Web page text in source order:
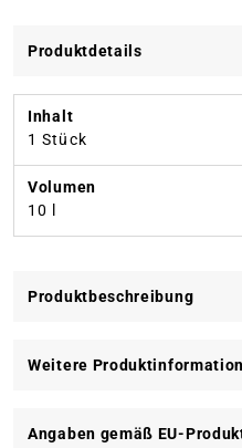
Produktdetails
Inhalt
1 Stück
Volumen
10 l
Produktbeschreibung
Weitere
Angaben gemäß EU-